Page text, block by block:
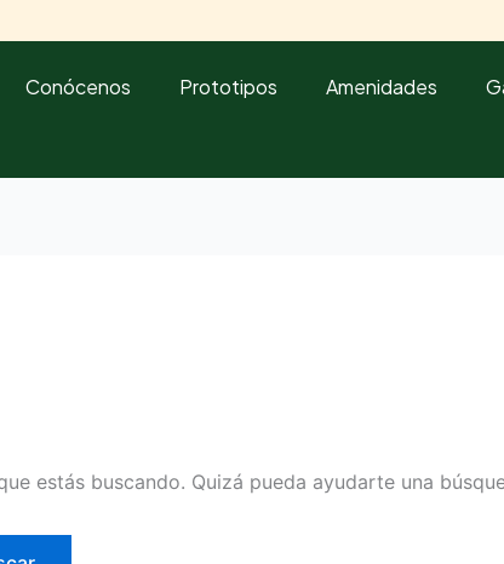
Conócenos Prototipos Amenidades
estás buscando. Quizá pueda ayudarte una